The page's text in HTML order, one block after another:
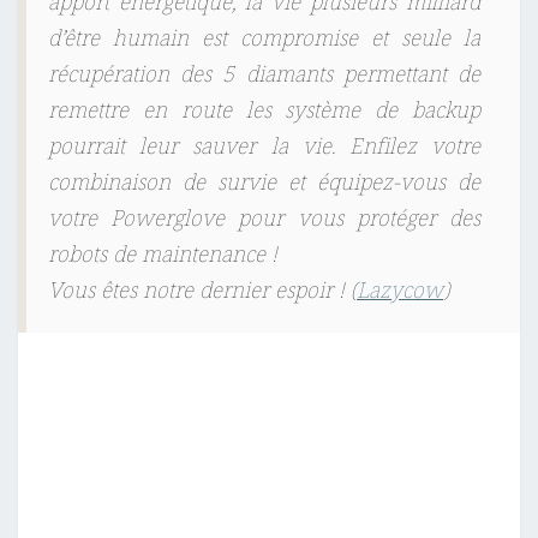
d’être humain est compromise et seule la
récupération des 5 diamants permettant de
remettre en route les système de backup
pourrait leur sauver la vie. Enfilez votre
combinaison de survie et équipez-vous de
votre Powerglove pour vous protéger des
robots de maintenance !
Vous êtes notre dernier espoir ! (Lazycow)